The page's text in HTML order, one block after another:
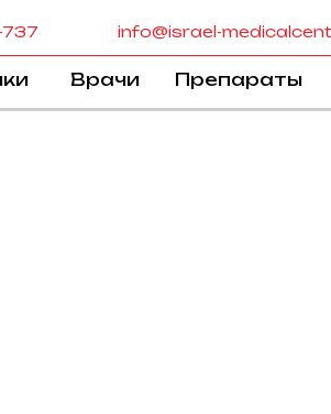
info@israel-
737
Врачи Препараты